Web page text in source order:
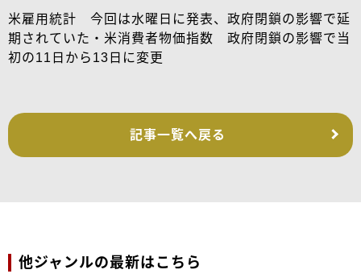
米雇用統計 今回は水曜日に発表、政府閉鎖の影響で延
期されていた・米消費者物価指数 政府閉鎖の影響で当
初の11日から13日に変更
記事一覧へ戻る
他ジャンルの最新はこちら